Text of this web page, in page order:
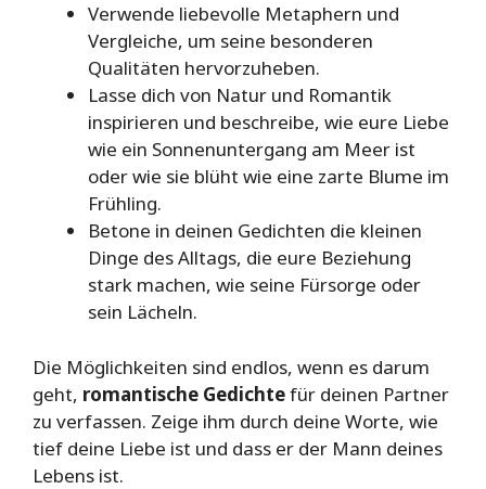
Verwende liebevolle Metaphern und
Vergleiche, um seine besonderen
Qualitäten hervorzuheben.
Lasse dich von Natur und Romantik
inspirieren und beschreibe, wie eure Liebe
wie ein Sonnenuntergang am Meer ist
oder wie sie blüht wie eine zarte Blume im
Frühling.
Betone in deinen Gedichten die kleinen
Dinge des Alltags, die eure Beziehung
stark machen, wie seine Fürsorge oder
sein Lächeln.
Die Möglichkeiten sind endlos, wenn es darum
geht, romantische Gedichtefür deinen Partner
zu verfassen. Zeige ihm durch deine Worte, wie
tief deine Liebe ist und dass er der Mann deines
Lebens ist.